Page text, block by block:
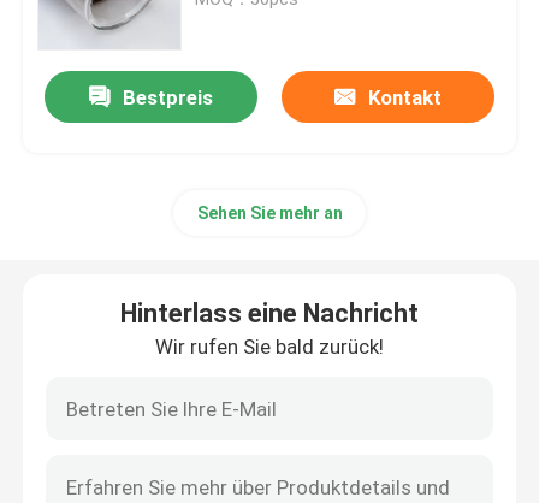
Split-Solar-Wasserbereiter
Bestpreis Kontakt
Sehen Sie mehr an
Hinterlass eine Nachricht
Wir rufen Sie bald zurück!